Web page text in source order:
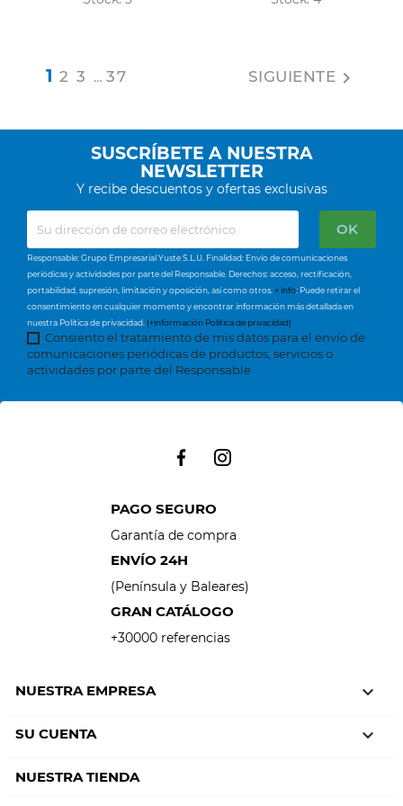
123 … 37 SIGUIENTE 
SUSCRÍBETE A NUESTRA
NEWSLETTER
Y recibe descuentos y ofertas exclusivas
Responsable: Grupo Empresarial Yuste S.L.U. Finalidad: Envío de comunicaciones
periódicas y actividades por parte del Responsable. Derechos: acceso, rectificación,
portabilidad, supresión, limitación y oposición, así como otros. + info: Puede retirar el
consentimiento en cualquier momento y encontrar información más detallada en
nuestra Política de privacidad. (+información Política de privacidad)
Consiento el tratamiento de mis datos para el envío de
comunicaciones periódicas de productos, servicios o
actividades por parte del Responsable
PAGO SEGURO
Garantía de compra
ENVÍO 24H
(Península y Baleares)
GRAN CATÁLOGO
+30000 referencias
NUESTRA EMPRESA 
SU CUENTA 
NUESTRA TIENDA